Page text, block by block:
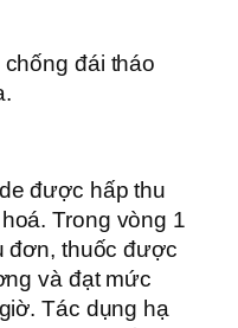
đái tháo
được hấp thu
Trong vòng 1
đơn, thuốc được
và đạt mức
Tác dụng hạ